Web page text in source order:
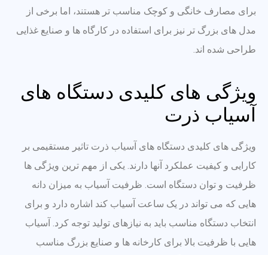
برای مصارف خانگی و کوچک مناسب تر هستند، اما برخی از
مدل های بزرگ تر نیز برای استفاده در کارگاه ها و صنایع غذایی
طراحی شده اند.
ویژگی های کلیدی دستگاه های
آسیاب ذرت
ویژگی های کلیدی دستگاه های آسیاب ذرت تاثیر مستقیمی بر
کارایی و کیفیت عملکرد آنها دارند. یکی از مهم ترین ویژگی ها
ظرفیت و توان دستگاه است. ظرفیت آسیاب به میزان دانه
هایی که می تواند در یک ساعت آسیاب کند اشاره دارد و برای
انتخاب دستگاه مناسب باید به نیازهای تولید توجه کرد. آسیاب
هایی با ظرفیت بالا برای کارخانه ها و صنایع بزرگ مناسب